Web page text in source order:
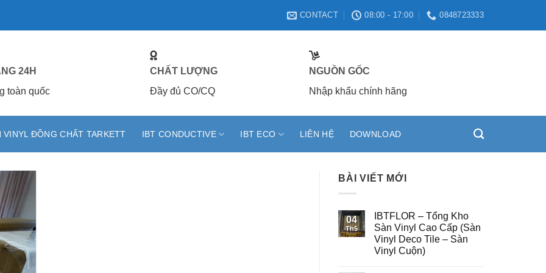
CONTACT 08:00 - 17:00 0848723333
24H
toàn quốc
CHẤT LƯỢNG
Đầy đủ CO/CQ
NGUỒN GỐC
Nhập khẩu chính hãng
VINYL ĐỒNG CHẤT TARKETT IBT CONDUCTIVE IBT ECO LIÊN HỆ DOWNLOAD
BÀI VIẾT MỚI
04
Th5
IBTFLOR – Tổng Kho
Sàn Vinyl Cao Cấp (Sàn
Vinyl Deco Tile – Sàn
Vinyl Cuộn)